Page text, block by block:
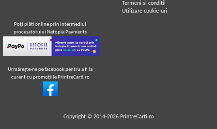
Termeni si conditii
Utilizare cookie-uri
Poţi plăti online prin intermediul
procesatorului Netopia Payments
Urmăreşte-ne pe facebook pentru a fi la
curent cu promoţiile PrintreCarti.ro
Copyright © 2014-2026 PrintreCarti.ro